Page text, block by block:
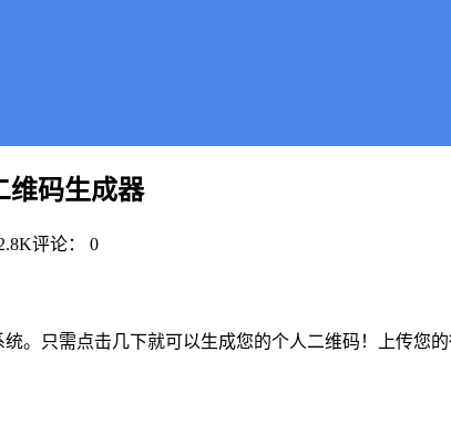
维码生成器
评论： 0
。只需点击几下就可以生成您的个人二维码！上传您